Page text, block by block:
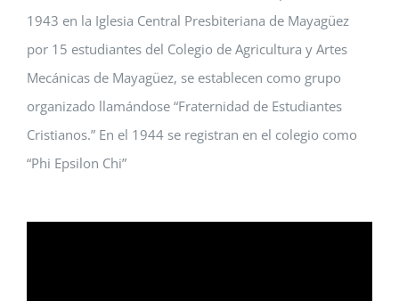
1943 en la Iglesia Central Presbiteriana de Mayagüez
por 15 estudiantes del Colegio de Agricultura y Artes
Mecánicas de Mayagüez, se establecen como grupo
organizado llamándose “Fraternidad de Estudiantes
Cristianos.” En el 1944 se registran en el colegio como
“Phi Epsilon Chi”